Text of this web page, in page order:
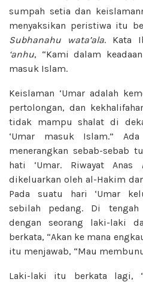
sumpah setia dan
menyaksikan peristiwa itu
Subhanahu wata’ala. Kata
‘anhu, “Kami dalam
masuk Islam.
Keislaman ‘Umar adalah
pertolongan, dan
tidak mampu shalat di
‘Umar masuk Islam.”
menerangkan sebab-sebab
hati ‘Umar. Riwayat Anas
dikeluarkan oleh al-Hakim
Pada suatu hari ‘Umar
sebilah pedang. Di
dengan seorang laki-laki
berkata, “Akan ke mana
itu menjawab, “Mau
Laki-laki itu berkata lagi,